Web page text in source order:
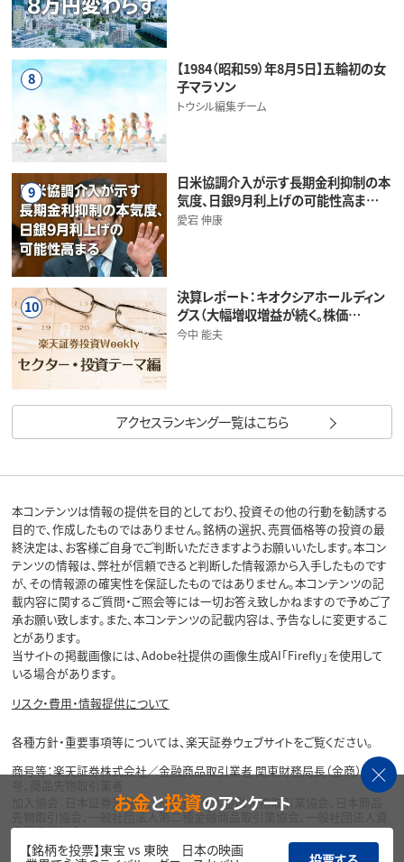
8
【1984（昭和59）年8月5日】五輪初の女
子マラソン
トウシル編集チーム
9
日米協調介入が示す長期金利抑制の本
気度、日銀9月利上げの可能性高ま…
愛宕 伸康
10
決算レポート：キオクシアホールディン
グス（大幅増収増益が続く。株価…
今中 能夫
アクセスランキング一覧はこちら
本コンテンツは情報の提供を目的としており、投資その他の行動を勧誘する
目的で、作成したものではありません。銘柄の選択、売買価格等の投資の最
終決定は、お客様ご自身でご判断いただきますようお願いいたします。本コン
テンツの情報は、弊社が信頼できると判断した情報源から入手したものです
が、その情報源の確実性を保証したものではありません。本コンテンツの記
載内容に関するご質問・ご照会等には一切お答え致しかねますので予めご了
承お願い致します。また、本コンテンツの記載内容は、予告なしに変更するこ
とがあります。
当サイトの掲載画像には、Adobe社提供の画像生成AI「Firefly」を使用して
いる場合があります。
リスク・費用・情報提供について
各種方針・重要事項等については、楽天証券ウェブサイトをご覧ください。
商号等：楽天証券株式会社／金融商品取引業者 関東財務局長（金商）第195
加入協会：日本証券業協会、一般社団法人金融先物取引業協会、日本商品
先物取引協会、一般社団法人第二種金融商品取引業協会、一般社団法人資
産運用業協会
お金と投資のアンケート
【銘柄を投票】東宝 vs 東映 日本の映画